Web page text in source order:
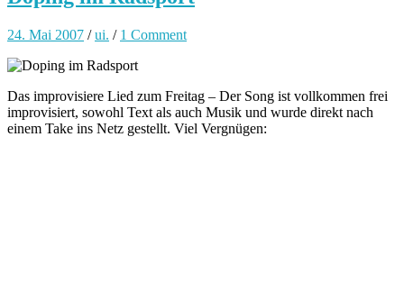
24. Mai 2007 /ui. / 1 Comment
Das improvisiere Lied zum Freitag – Der Song ist vollkommen frei
improvisiert, sowohl Text als auch Musik und wurde direkt nach
einem Take ins Netz gestellt. Viel Vergnügen: